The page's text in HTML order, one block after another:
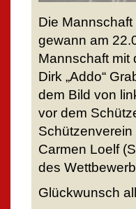
Die
gewann am
Mannschaft mit
Dirk „Addo“
dem Bild von
vor dem
Carmen Loelf
des
Glückwunsch